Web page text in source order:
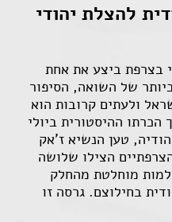
להצלת יהודי
בצרפת ביצע את אחת
של השואה, הסיפור
ולעתים קרובות הוא
הכרתו ההיסטורית ביולי
טען הנשיא ז'אק
הצילו שלושה
מוחלטת מהחלק
בחילוצם. גרסה זו